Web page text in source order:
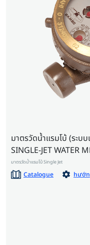
มาตรวัดน้ำแรมโบ้ (ระบ
SINGLE-JET WATER
มาตรวัดน้ำแรมโบ้ Single Jet
Catalogue